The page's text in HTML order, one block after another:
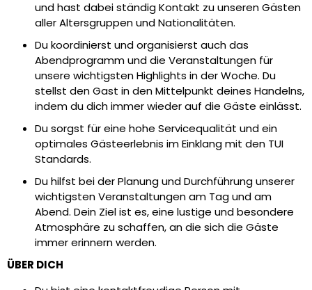
und hast dabei ständig Kontakt zu unseren Gästen
aller Altersgruppen und Nationalitäten.
Du koordinierst und organisierst auch das
Abendprogramm und die Veranstaltungen für
unsere wichtigsten Highlights in der Woche. Du
stellst den Gast in den Mittelpunkt deines Handelns,
indem du dich immer wieder auf die Gäste einlässt.
Du sorgst für eine hohe Servicequalität und ein
optimales Gästeerlebnis im Einklang mit den TUI
Standards.
Du hilfst bei der Planung und Durchführung unserer
wichtigsten Veranstaltungen am Tag und am
Abend. Dein Ziel ist es, eine lustige und besondere
Atmosphäre zu schaffen, an die sich die Gäste
immer erinnern werden.
ÜBER DICH